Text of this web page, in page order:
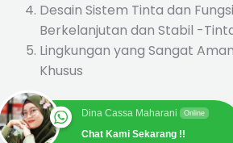
Desain Sistem Tinta dan
Berkelanjutan dan Stabil -
Lingkungan yang Sangat
Khusus
Dina Cassa Maharani Online
Chat Kami Sekarang !!